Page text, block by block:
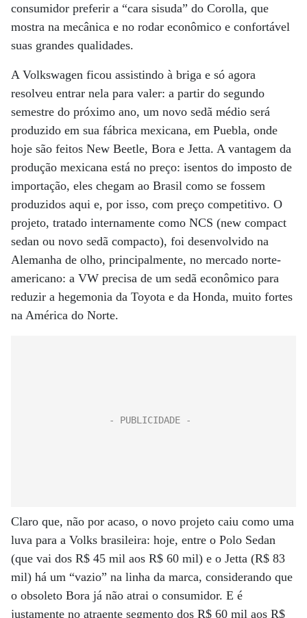
consumidor preferir a “cara sisuda” do Corolla, que
mostra na mecânica e no rodar econômico e confortável
suas grandes qualidades.
A Volkswagen ficou assistindo à briga e só agora
resolveu entrar nela para valer: a partir do segundo
semestre do próximo ano, um novo sedã médio será
produzido em sua fábrica mexicana, em Puebla, onde
hoje são feitos New Beetle, Bora e Jetta. A vantagem da
produção mexicana está no preço: isentos do imposto de
importação, eles chegam ao Brasil como se fossem
produzidos aqui e, por isso, com preço competitivo. O
projeto, tratado internamente como NCS (new compact
sedan ou novo sedã compacto), foi desenvolvido na
Alemanha de olho, principalmente, no mercado norte-
americano: a VW precisa de um sedã econômico para
reduzir a hegemonia da Toyota e da Honda, muito fortes
na América do Norte.
Claro que, não por acaso, o novo projeto caiu como uma
luva para a Volks brasileira: hoje, entre o Polo Sedan
(que vai dos R$ 45 mil aos R$ 60 mil) e o Jetta (R$ 83
mil) há um “vazio” na linha da marca, considerando que
o obsoleto Bora já não atrai o consumidor. E é
justamente no atraente segmento dos R$ 60 mil aos R$